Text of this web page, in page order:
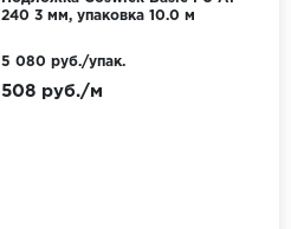
240 3 мм, упаковка 10.0 м
508 руб./м
5 080 руб./упак.